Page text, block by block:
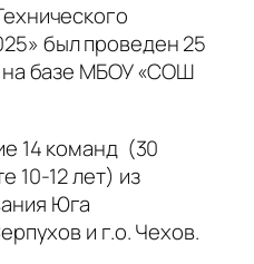
был проведен 25
на базе МБОУ «СОШ
14 команд (30
10-12 лет) из
Юга
и г.о. Чехов.